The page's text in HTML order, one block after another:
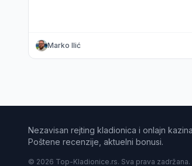
Marko Ilić
Nezavisan rejting kladionica i onlajn
Poštene recenzije, aktuelni bonusi.
© 2026 Top-Kladionice.rs. Sva prava zadržana.